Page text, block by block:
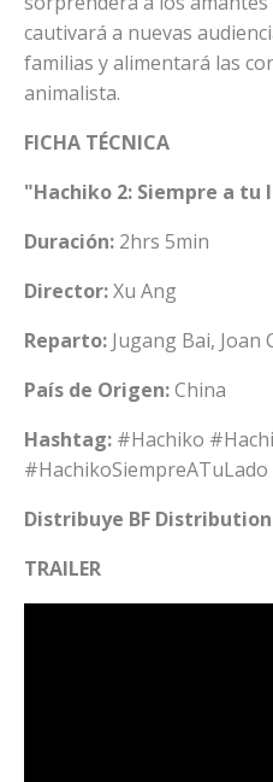
cautivará a nuevas
familias y alimentará las
animalista.
FICHA TÉCNICA
"Hachiko 2: Siempre a tu
Duración: 2hrs 5min
Director:Xu Ang
Reparto: Jugang Bai, Joan
País de Origen:China
Hashtag: #Hachiko
#HachikoSiempreATuLado
Distribuye BF Distribution
TRAILER